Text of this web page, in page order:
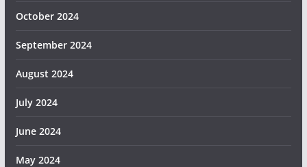
October 2024
September 2024
August 2024
July 2024
June 2024
May 2024